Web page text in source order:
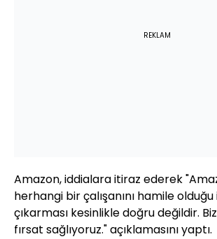
REKLAM
Amazon, iddialara itiraz ederek
herhangi bir çalışanını hamile
çıkarması kesinlikle doğru değildir.
fırsat sağlıyoruz." açıklamasını yaptı.